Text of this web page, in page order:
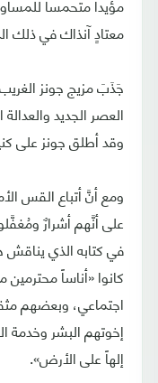
معتادٍ آنذاك في ذلك
جَذَبَ مزيج جونز
العصر الجديد
وقد أطلق جونز على
ومع أنَّ أتباع القس
على أنَّهم أشرارٌ
في كتابه الذي
كانوا «أناساً
اجتماعي، وبعضهم
إخوتهم البشر
إلهاً على الأرض».